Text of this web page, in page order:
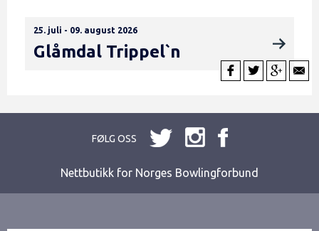
25. juli - 09. august 2026
Glåmdal Trippel`n
FØLG OSS
Nettbutikk for Norges Bowlingforbund